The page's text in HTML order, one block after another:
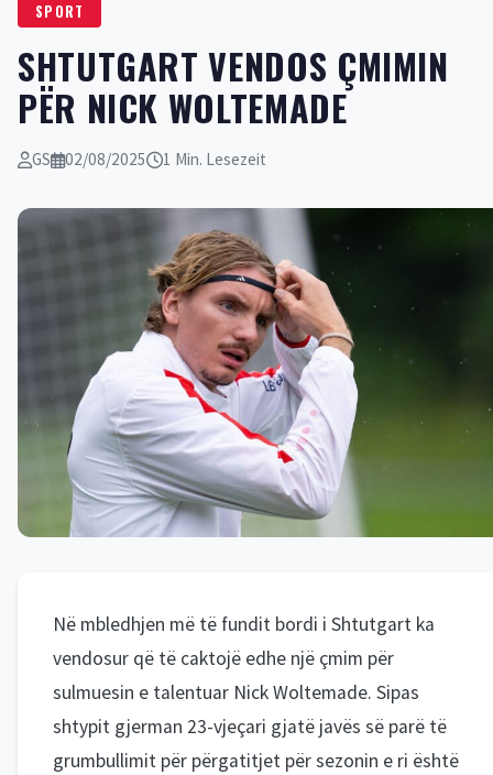
SPORT
SHTUTGART VENDOS ÇMIMIN
PËR NICK WOLTEMADE
GS 02/08/2025 1 Min. Lesezeit
Në mbledhjen më të fundit bordi i Shtutgart ka
vendosur që të caktojë edhe një çmim për
sulmuesin e talentuar Nick Woltemade. Sipas
shtypit gjerman 23-vjeçari gjatë javës së parë të
grumbullimit për përgatitjet për sezonin e ri është